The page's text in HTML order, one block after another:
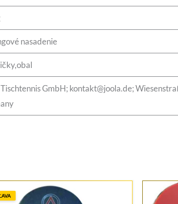
nasadenie
GmbH; kontakt@joola.de;